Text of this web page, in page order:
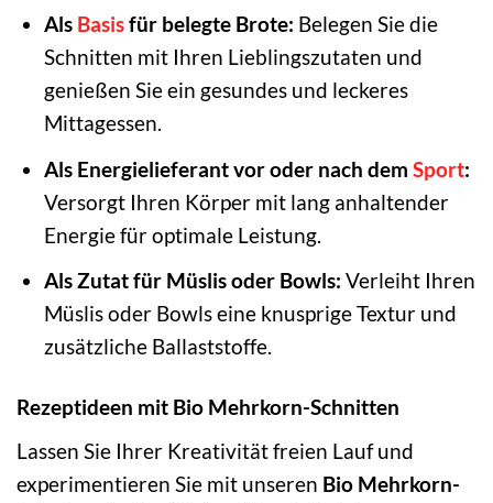
Als Basisfür belegte Brote: Belegen Sie die
Schnitten mit Ihren Lieblingszutaten und
genießen Sie ein gesundes und leckeres
Mittagessen.
Als Energielieferant vor oder nach dem Sport:
Versorgt Ihren Körper mit lang anhaltender
Energie für optimale Leistung.
Als Zutat für Müslis oder Bowls: Verleiht Ihren
Müslis oder Bowls eine knusprige Textur und
zusätzliche Ballaststoffe.
Rezeptideen mit Bio Mehrkorn-Schnitten
Lassen Sie Ihrer Kreativität freien Lauf und
experimentieren Sie mit unseren Bio Mehrkorn-